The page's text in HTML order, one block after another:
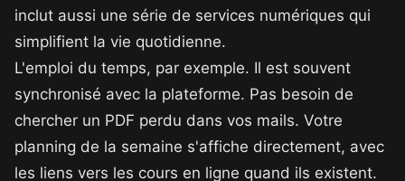
inclut aussi une série de services numériques qui
simplifient la vie quotidienne.
L'emploi du temps, par exemple. Il est souvent
synchronisé avec la plateforme. Pas besoin de
chercher un PDF perdu dans vos mails. Votre
planning de la semaine s'affiche directement, avec
les liens vers les cours en ligne quand ils existent.